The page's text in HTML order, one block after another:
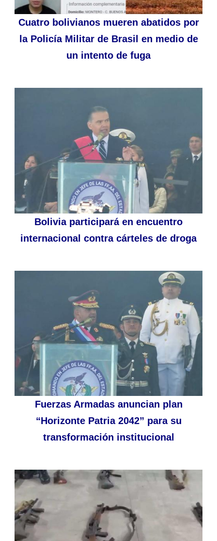
Cuatro bolivianos mueren abatidos por
la Policía Militar de Brasil en medio de
un intento de fuga
Bolivia participará en encuentro
internacional contra cárteles de droga
Fuerzas Armadas anuncian plan
“Horizonte Patria 2042” para su
transformación institucional